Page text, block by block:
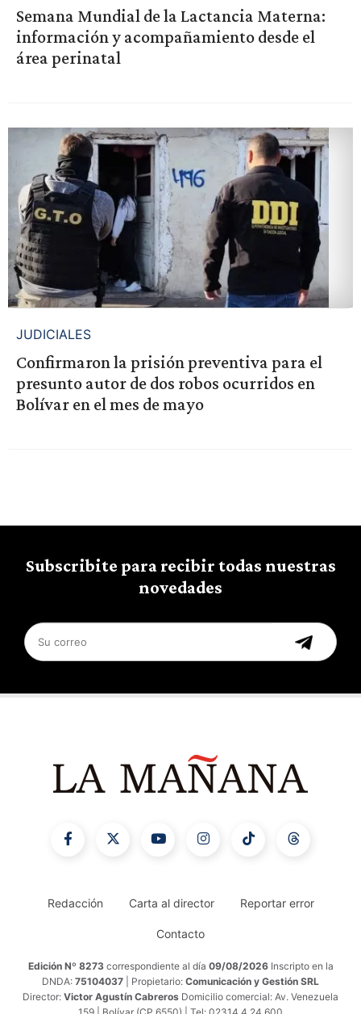
Semana Mundial de la Lactancia Materna:
información y acompañamiento desde el
área perinatal
JUDICIALES
Confirmaron la prisión preventiva para el
presunto autor de dos robos ocurridos en
Bolívar en el mes de mayo
Subscribite para recibir todas nuestras
novedades
Redacción Carta al director Reportar error
Contacto
Edición Nº 8273 correspondiente al día 09/08/2026 Inscripto en la
DNDA: 75104037 | Propietario: Comunicación y Gestión SRL
Director: Victor Agustín Cabreros Domicilio comercial: Av. Venezuela